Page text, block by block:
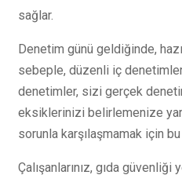
sağlar.
Denetim günü geldiğinde,
sebeple, düzenli iç denetimler
denetimler, sizi gerçek
eksiklerinizi belirlemenize
sorunla karşılaşmamak için
Çalışanlarınız, gıda